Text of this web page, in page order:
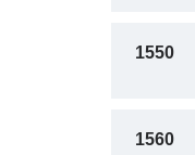
1550
1560